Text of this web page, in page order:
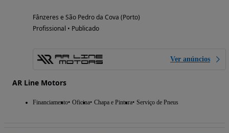
Fânzeres e São Pedro da Cova (Porto)
Profissional • Publicado
Ver anúncios
AR Line Motors
Financiamento Oficina Chapa e Pintura Serviço de Pneus